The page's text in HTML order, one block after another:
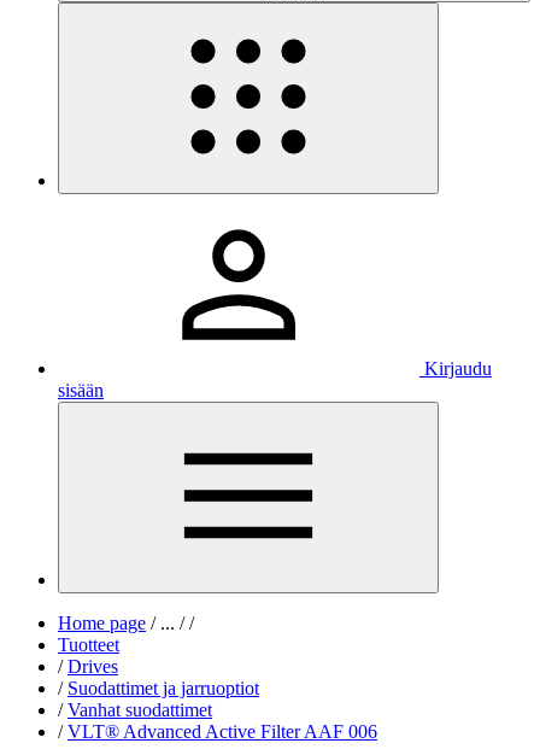
Kirjaudu
sisään
Home page /... / /
Tuotteet
/ Drives
/ Suodattimet ja jarruoptiot
/ Vanhat suodattimet
/ VLT® Advanced Active Filter AAF 006